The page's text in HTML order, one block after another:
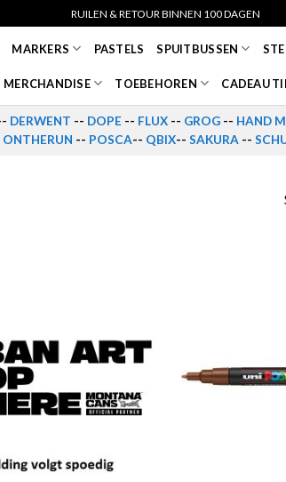
RUILEN & RETOUR BINNEN 100 DAGEN
MARKERS PASTELS SPUITBUSSEN
MERCHANDISE TOEBEHOREN CADEAU
DERWENT -- DOPE -- FLUX -- GROG -- HAND
ONTHERUN -- POSCA-- QBIX-- SAKURA --